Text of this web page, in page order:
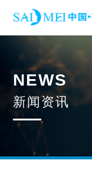
业务范围
核心业务 合作模式
研发优势 管理优势
NEWS
新闻资讯